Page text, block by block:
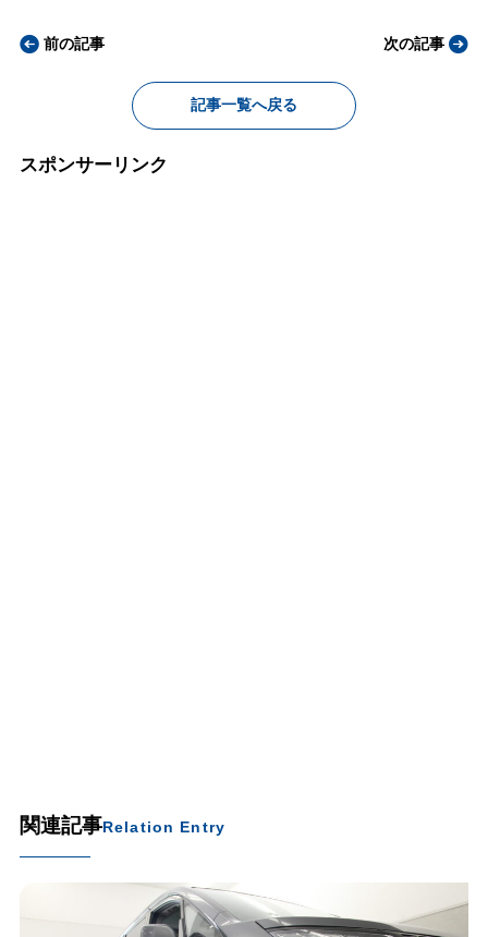
前の記事
記事一覧へ戻る
次の記事
スポンサーリンク
関連記事Relation Entry